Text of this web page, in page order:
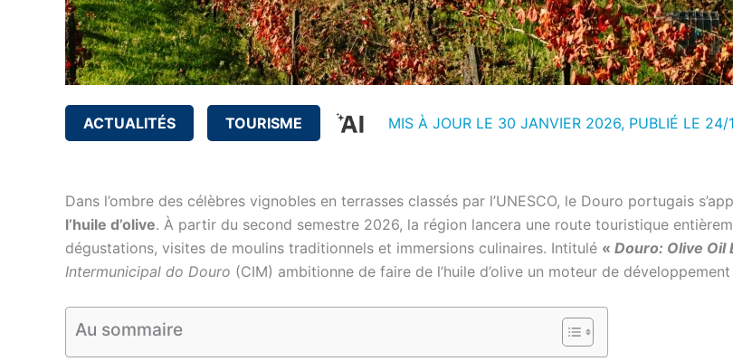
ACTUALITÉS TOURISME MIS À JOUR LE 30 JANVIER 2026, PUBLIÉ LE 24/
Dans l’ombre des célèbres vignobles en terrasses classés par l’UNESCO, le Douro portugais
l’huile d’olive. À partir du second semestre 2026, la région lancera une route touristique
dégustations, visites de moulins traditionnels et immersions culinaires. Intitulé « Douro: Olive Oil
Intermunicipal do Douro (CIM) ambitionne de faire de l’huile d’olive un moteur de
Au sommaire